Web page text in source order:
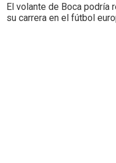
El volante de Boca podría
su carrera en el fútbol